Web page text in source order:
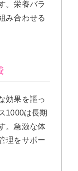
。栄養バラ
み合わせる
効果を謳っ
1000は長期
。急激な体
理をサポー